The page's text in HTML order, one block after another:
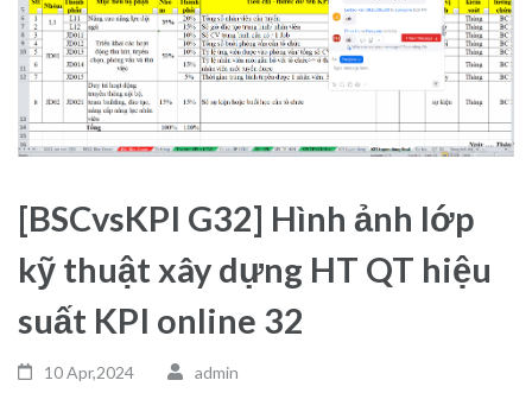
[BSCvsKPI G32] Hình ảnh lớp
kỹ thuật xây dựng HT QT hiệu
suất KPI online 32
10 Apr,2024 admin